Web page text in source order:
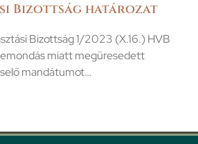
Bizottság határozat
Bizottság 1/2023 (X.16.) HVB
miatt megüresedett
mandátumot…